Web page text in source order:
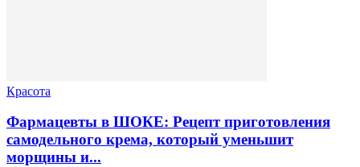
Красота
Фармацевты в ШОКЕ: Рецепт приготовления
самодельного крема, который уменьшит
морщины и...